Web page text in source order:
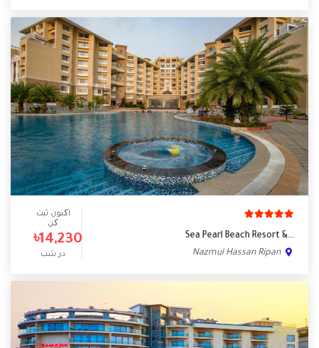
Sea Pearl Beach Resort &…
Nazmul Hassan Ripan
اکنون ثبت
کن
৳14,230
در شب